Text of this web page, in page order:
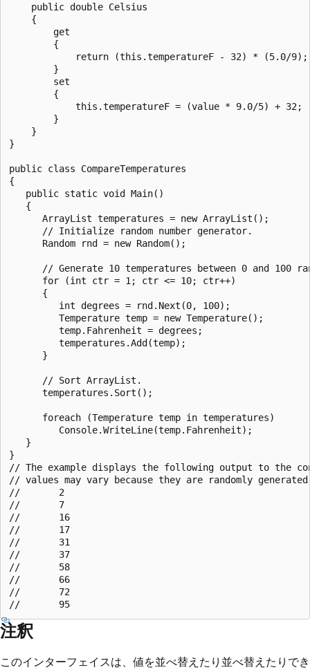
    public double Celsius
    {
        get
        {
            return (this.temperatureF - 32) * (5.0/9);
        }
        set
        {
            this.temperatureF = (value * 9.0/5) + 32;
        }
    }
}
public class CompareTemperatures
{
   public static void Main()
   {
      ArrayList temperatures = new ArrayList();
      // Initialize random number generator.
      Random rnd = new Random();
// Generate 10 temperatures between 0 and 100
      for (int ctr = 1; ctr <= 10; ctr++)
      {
         int degrees = rnd.Next(0, 100);
         Temperature temp = new Temperature();
         temp.Fahrenheit = degrees;
         temperatures.Add(temp);
      }
      // Sort ArrayList.
      temperatures.Sort();
      foreach (Temperature temp in temperatures)
         Console.WriteLine(temp.Fahrenheit);
   }
}
// The example displays the following output to the
// values may vary because they are randomly
//       2
//       7
//       16
//       17
//       31
//       37
//       58
//       66
//       72
注釈
このインターフェイスは、値を並べ替えたり並べ替えたりでき